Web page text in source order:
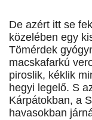
De azért itt se
közelében egy
Tömérdek
macskafarkú
piroslik, kéklik
hegyi legelő. S
Kárpátokban, a
havasokban